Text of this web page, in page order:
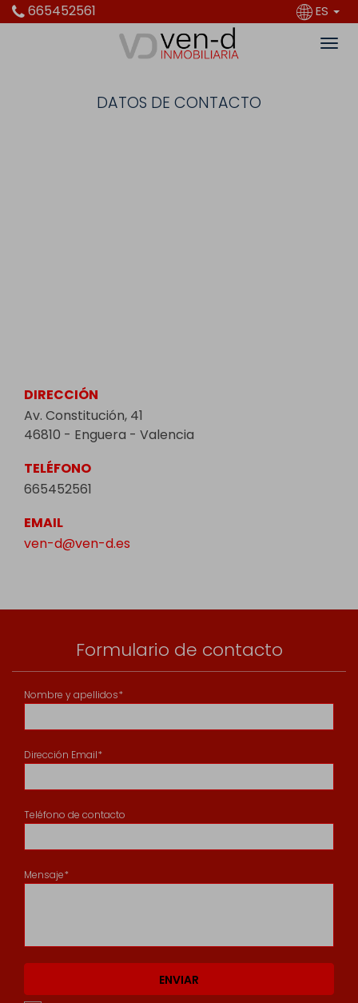
665452561 ES
DATOS DE CONTACTO
DIRECCIÓN
Av. Constitución, 41
46810 - Enguera - Valencia
TELÉFONO
665452561
EMAIL
ven-d@ven-d.es
Formulario de contacto
Nombre y apellidos*
Dirección Email*
Teléfono de contacto
Mensaje*
ENVIAR